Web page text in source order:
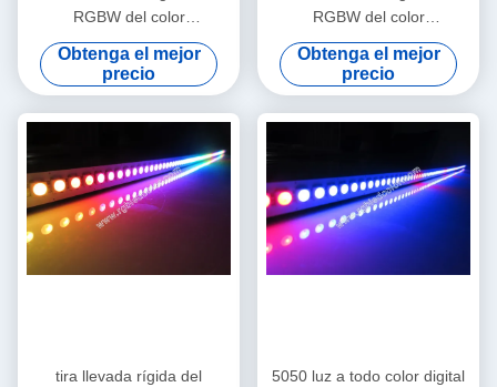
RGBW del color
direccionable del sueño
Obtenga el mejor
precio
RGBW del color
direccionable del sueño
Obtenga el mejor
precio
tira llevada rígida del
5050 luz a todo color digital